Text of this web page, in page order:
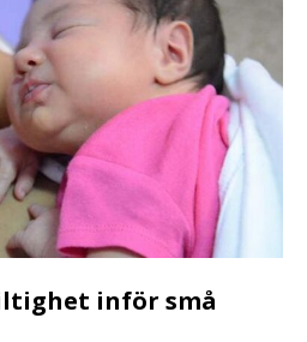
inför små